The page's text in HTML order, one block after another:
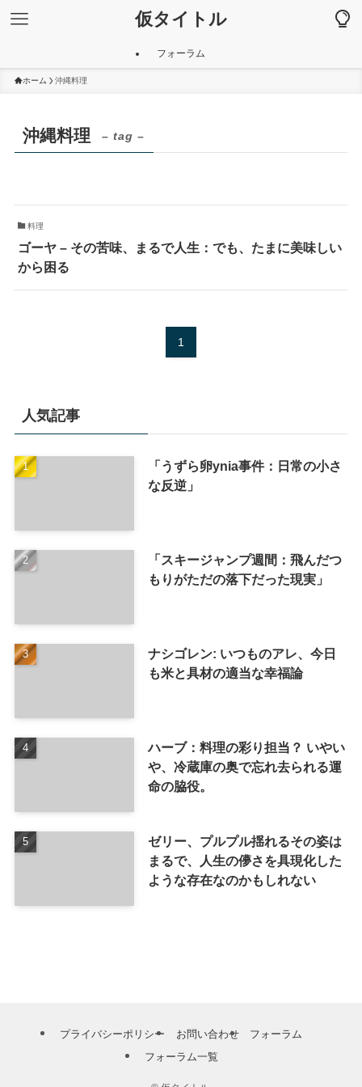
仮タイトル
フォーラム
ホーム 沖縄料理
人気記事
「うずら卵ynia事件：日常の小さ
な反逆」
「スキージャンプ週間：飛んだつ
もりがただの落下だった現実」
ナシゴレン: いつものアレ、今日
も米と具材の適当な幸福論
ハーブ：料理の彩り担当？ いやい
や、冷蔵庫の奥で忘れ去られる運
命の脇役。
ゼリー、プルプル揺れるその姿は
まるで、人生の儚さを具現化した
ような存在なのかもしれない
沖縄料理 – tag –
料理
ゴーヤ – その苦味、まるで人生：でも、たまに美味しい
から困る
1
プライバシーポリシー お問い合わせ
フォーラム
フォーラム一覧